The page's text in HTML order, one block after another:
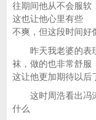
往期间他从不会服软
这也让他心里有些
不爽，但这段时间好
昨天我老婆的表现
袜，做的也非常舒服
这让他更加期待以后
这时周浩看出冯涛
什么